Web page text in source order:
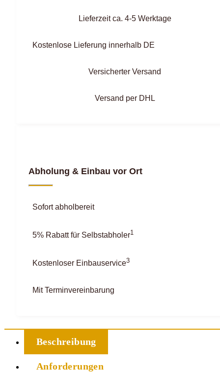
Lieferzeit ca. 4-5 Werktage
Kostenlose Lieferung innerhalb DE
Versicherter Versand
Versand per DHL
Abholung & Einbau vor Ort
Sofort abholbereit
5% Rabatt für Selbstabholer1
Kostenloser Einbauservice3
Mit Terminvereinbarung
Beschreibung
Anforderungen